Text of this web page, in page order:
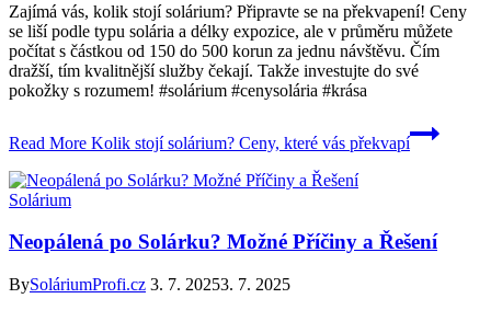
Zajímá vás, kolik stojí solárium? Připravte se na překvapení! Ceny
se liší podle typu solária a délky expozice, ale v průměru můžete
počítat s částkou od 150 do 500 korun za jednu návštěvu. Čím
dražší, tím kvalitnější služby čekají. Takže investujte do své
pokožky s rozumem! #solárium #cenysolária #krása
Read More Kolik stojí solárium? Ceny, které vás překvapí
Solárium
Neopálená po Solárku? Možné Příčiny a Řešení
BySoláriumProfi.cz 3. 7. 20253. 7. 2025